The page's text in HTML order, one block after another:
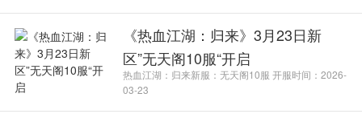
《热血江湖：归来》3月23日新
区”无天阁10服“开启
热血江湖：归来新服：无天阁10服 开服时间：2026-
03-23